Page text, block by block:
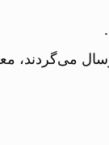
می‌گردند،